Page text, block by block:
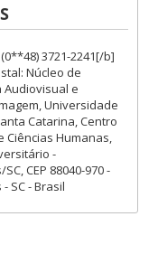
3721-2241[/b]
Núcleo de
Audiovisual e
Universidade
Catarina, Centro
Ciências Humanas,
-
CEP 88040-970 -
SC - Brasil